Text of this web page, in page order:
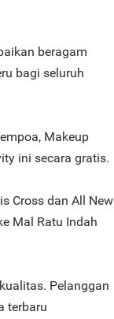
beragam
bagi seluruh
Makeup
ini secara gratis.
Cross dan All New
Mal Ratu Indah
Pelanggan
terbaru